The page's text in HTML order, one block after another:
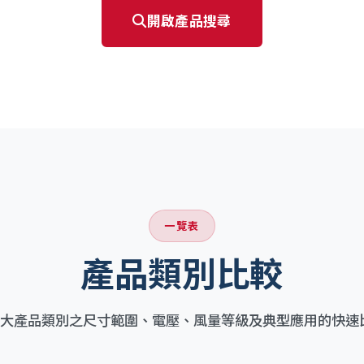
開啟產品搜尋
一覽表
產品類別比較
產品類別之尺寸範圍、電壓、風量等級及典型應用的快速